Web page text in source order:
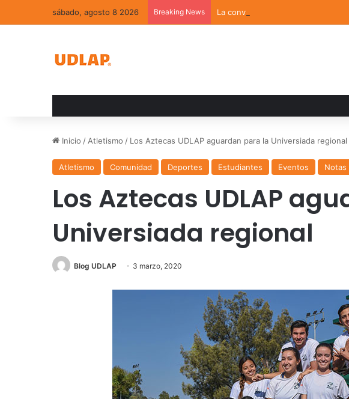
sábado, agosto 8 2026 Breaking News La convivencia familiar marca el
Inicio / Atletismo / Los Aztecas UDLAP aguardan para la Universiada regional
Atletismo Comunidad Deportes Estudiantes Eventos Notas
Los Aztecas UDLAP
Universiada regional
Blog UDLAP 3 marzo, 2020